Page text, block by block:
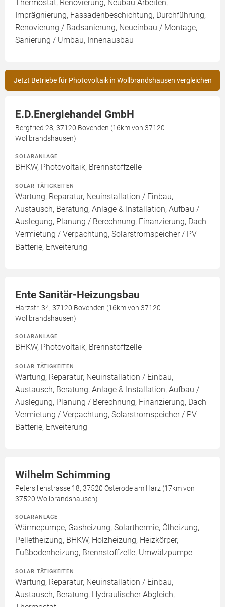
Thermostat, Renovierung, Neubau Arbeiten,
Imprägnierung, Fassadenbeschichtung, Durchführung,
Renovierung / Badsanierung, Neueinbau / Montage,
Sanierung / Umbau, Innenausbau
Jetzt Betriebe für Photovoltaik in Wollbrandshausen vergleichen
E.D.Energiehandel GmbH
Bergfried 28, 37120 Bovenden (16km von 37120
Wollbrandshausen)
SOLARANLAGE
BHKW, Photovoltaik, Brennstoffzelle
SOLAR TÄTIGKEITEN
Wartung, Reparatur, Neuinstallation / Einbau,
Austausch, Beratung, Anlage & Installation, Aufbau /
Auslegung, Planung / Berechnung, Finanzierung, Dach
Vermietung / Verpachtung, Solarstromspeicher / PV
Batterie, Erweiterung
Ente Sanitär-Heizungsbau
Harzstr. 34, 37120 Bovenden (16km von 37120
Wollbrandshausen)
SOLARANLAGE
BHKW, Photovoltaik, Brennstoffzelle
SOLAR TÄTIGKEITEN
Wartung, Reparatur, Neuinstallation / Einbau,
Austausch, Beratung, Anlage & Installation, Aufbau /
Auslegung, Planung / Berechnung, Finanzierung, Dach
Vermietung / Verpachtung, Solarstromspeicher / PV
Batterie, Erweiterung
Wilhelm Schimming
Petersilienstrasse 18, 37520 Osterode am Harz (17km von
37520 Wollbrandshausen)
SOLARANLAGE
Wärmepumpe, Gasheizung, Solarthermie, Ölheizung,
Pelletheizung, BHKW, Holzheizung, Heizkörper,
Fußbodenheizung, Brennstoffzelle, Umwälzpumpe
SOLAR TÄTIGKEITEN
Wartung, Reparatur, Neuinstallation / Einbau,
Austausch, Beratung, Hydraulischer Abgleich,